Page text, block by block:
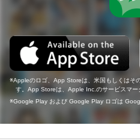
Appleのロゴ、App Storeは、米国もしくはそ
す。App Storeは、Apple Inc.のサービスマー
Google Play および Google Play ロゴは